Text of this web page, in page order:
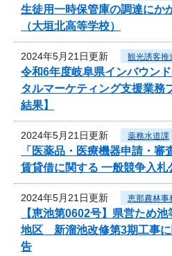
生徒用一時保管庫の調達にか
（大垣北高等学校）
2024年5月21日更新 観光誘客推
令和6年度岐阜県インバウン
タルマーケティング支援業務
結果】
2024年5月21日更新 薬務水道課
「医薬品・医療機器申請・
賃貸借に関する 一般競争入札
2024年5月21日更新 恵那農林事
【恵池第0602号】県営ため
地区 新溜池改修第3期工事
告